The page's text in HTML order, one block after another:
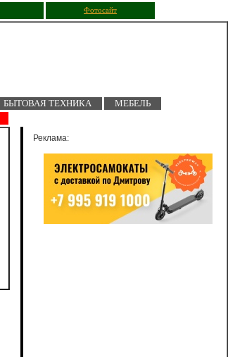
Фотосайт
БЫТОВАЯ ТЕХНИКА
МЕБЕЛЬ
Реклама: